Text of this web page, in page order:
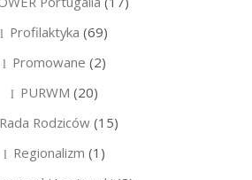
Profilaktyka (69)
Promowane (2)
PURWM (20)
Rada Rodziców (15)
Regionalizm (1)